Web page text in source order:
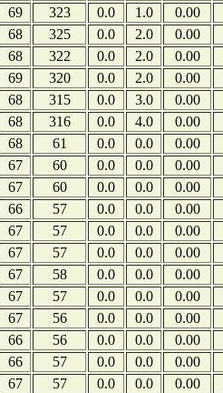
69 323 0.0 1.0 0.00
68 325 0.0 2.0 0.00
68 322 0.0 2.0 0.00
69 320 0.0 2.0 0.00
68 315 0.0 3.0 0.00
68 316 0.0 4.0 0.00
68 61 0.0 0.0 0.00
67 60 0.0 0.0 0.00
67 60 0.0 0.0 0.00
66 57 0.0 0.0 0.00
67 57 0.0 0.0 0.00
67 57 0.0 0.0 0.00
67 58 0.0 0.0 0.00
67 57 0.0 0.0 0.00
67 56 0.0 0.0 0.00
66 56 0.0 0.0 0.00
66 57 0.0 0.0 0.00
67 57 0.0 0.0 0.00